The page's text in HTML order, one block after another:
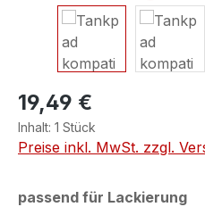
19,49 €
Inhalt: 1 Stück
Preise inkl. MwSt. zzgl.
passend für Lackierung